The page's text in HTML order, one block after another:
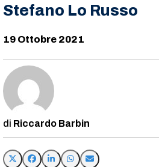
Stefano Lo Russo
19 Ottobre 2021
Riccardo Barbin